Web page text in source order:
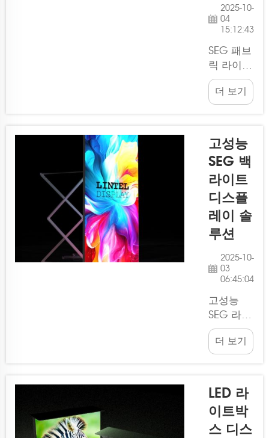
다. 밝고
생생한 방
식으로 이
미지와 간
판을 표현
할 수 있
습니다.
여러분도
을 어디서
든 쉽게
볼 수 있
죠...
2025-10-
04
15:12:43
SEG 패브
릭 라이트
박스는 부
스를 더
밝고 매력
이게 해
주기 때문
에 박람회
에서 인기
있는 선택
지입니다.
저희 회사
Lintel은
이러한 디
스플레이
라이트박
스를 판매
하고 있으
드를 효과
적으로 표
다...
더 보기
고성능
SEG 백
라이트
디스플
레이 솔
루션
2025-10-
03
06:45:04
고성능
SEG 라이
트박스 디
스플레이
솔루션은
돋보이게
만들 수
있는 훌륭
한 방법입
더 보기
LED 라
이트박
스 디스